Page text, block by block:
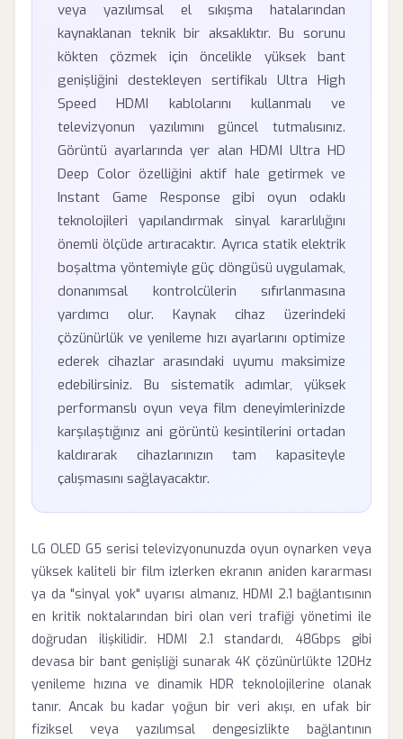
veya yazılımsal el sıkışma hatalarından
kaynaklanan teknik bir aksaklıktır. Bu sorunu
kökten çözmek için öncelikle yüksek bant
genişliğini destekleyen sertifikalı Ultra High
Speed HDMI kablolarını kullanmalı ve
televizyonun yazılımını güncel tutmalısınız.
Görüntü ayarlarında yer alan HDMI Ultra HD
Deep Color özelliğini aktif hale getirmek ve
Instant Game Response gibi oyun odaklı
teknolojileri yapılandırmak sinyal kararlılığını
önemli ölçüde artıracaktır. Ayrıca statik elektrik
boşaltma yöntemiyle güç döngüsü uygulamak,
donanımsal kontrolcülerin sıfırlanmasına
yardımcı olur. Kaynak cihaz üzerindeki
çözünürlük ve yenileme hızı ayarlarını optimize
ederek cihazlar arasındaki uyumu maksimize
edebilirsiniz. Bu sistematik adımlar, yüksek
performanslı oyun veya film deneyimlerinizde
karşılaştığınız ani görüntü kesintilerini ortadan
kaldırarak cihazlarınızın tam kapasiteyle
çalışmasını sağlayacaktır.
LG OLED G5 serisi televizyonunuzda oyun oynarken veya
yüksek kaliteli bir film izlerken ekranın aniden kararması
ya da "sinyal yok" uyarısı almanız, HDMI 2.1 bağlantısının
en kritik noktalarından biri olan veri trafiği yönetimi ile
doğrudan ilişkilidir. HDMI 2.1 standardı, 48Gbps gibi
devasa bir bant genişliği sunarak 4K çözünürlükte 120Hz
yenileme hızına ve dinamik HDR teknolojilerine olanak
tanır. Ancak bu kadar yoğun bir veri akışı, en ufak bir
fiziksel veya yazılımsal dengesizlikte bağlantının